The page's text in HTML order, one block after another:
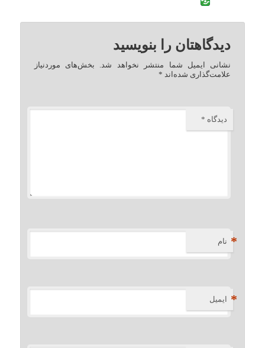
دیدگاهتان را بنویسید
نشانی ایمیل شما منتشر نخواهد شد.
بخش‌های موردنیاز
علامت‌گذاری شده‌اند *
دیدگاه *
نام *
ایمیل *